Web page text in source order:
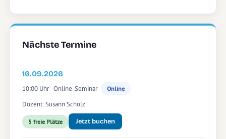
Nächste Termine
16.09.2026
10:00 Uhr · Online-Seminar Online
Dozent: Susann Scholz
5 freie Plätze Jetzt buchen